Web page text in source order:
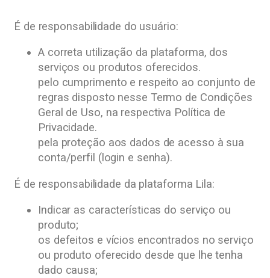
É de responsabilidade do usuário:
A correta utilização da plataforma, dos
serviços ou produtos oferecidos.
pelo cumprimento e respeito ao conjunto de
regras disposto nesse Termo de Condições
Geral de Uso, na respectiva Política de
Privacidade.
pela proteção aos dados de acesso à sua
conta/perfil (login e senha).
É de responsabilidade da plataforma Lila:
Indicar as características do serviço ou
produto;
os defeitos e vícios encontrados no serviço
ou produto oferecido desde que lhe tenha
dado causa;